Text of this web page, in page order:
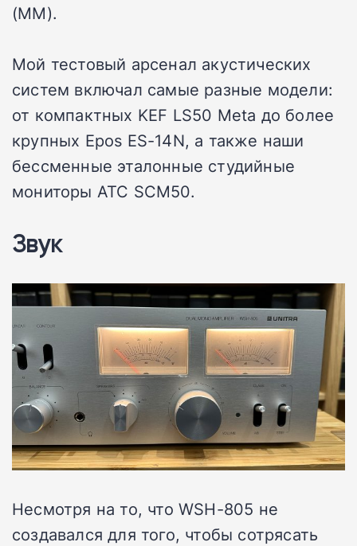
(MM).
Мой тестовый арсенал акустических
систем включал самые разные модели:
от компактных KEF LS50 Meta до более
крупных Epos ES-14N, а также наши
бессменные эталонные студийные
мониторы ATC SCM50.
Звук
Несмотря на то, что WSH-805 не
создавался для того, чтобы сотрясать